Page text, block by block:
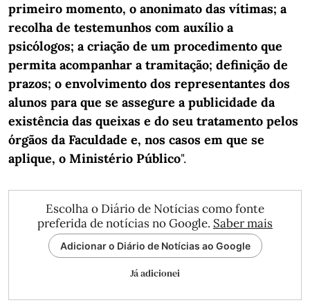
primeiro momento, o anonimato das vítimas; a
recolha de testemunhos com auxílio a
psicólogos; a criação de um procedimento que
permita acompanhar a tramitação; definição de
prazos; o envolvimento dos representantes dos
alunos para que se assegure a publicidade da
existência das queixas e do seu tratamento pelos
órgãos da Faculdade e, nos casos em que se
aplique, o Ministério Público".
Escolha o Diário de Notícias como fonte
preferida de notícias no Google. Saber mais
Adicionar o Diário de Notícias ao Google
Já adicionei